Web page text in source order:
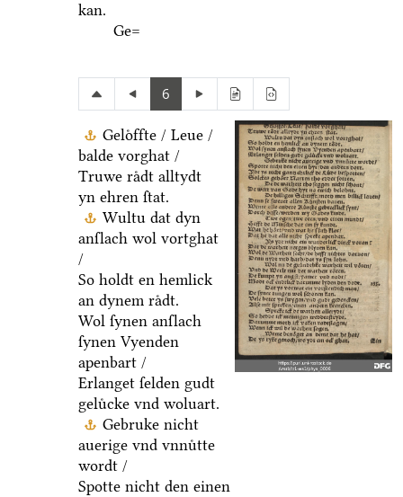
kan.
Ge=
6
Geloͤffte / Leue /
balde vorghat /
Truwe raͤdt alltydt
yn ehren ſtat.
Wultu dat dyn
anſlach wol vortghat
/
So holdt en hemlick
an dynem raͤdt.
Wol ſynen anſlach
ſynen Vyenden
apenbart /
Erlanget ſelden gudt
geluͤcke vnd woluart.
Gebruke nicht
auerige vnd vnnuͤtte
wordt /
Spotte nicht den einen